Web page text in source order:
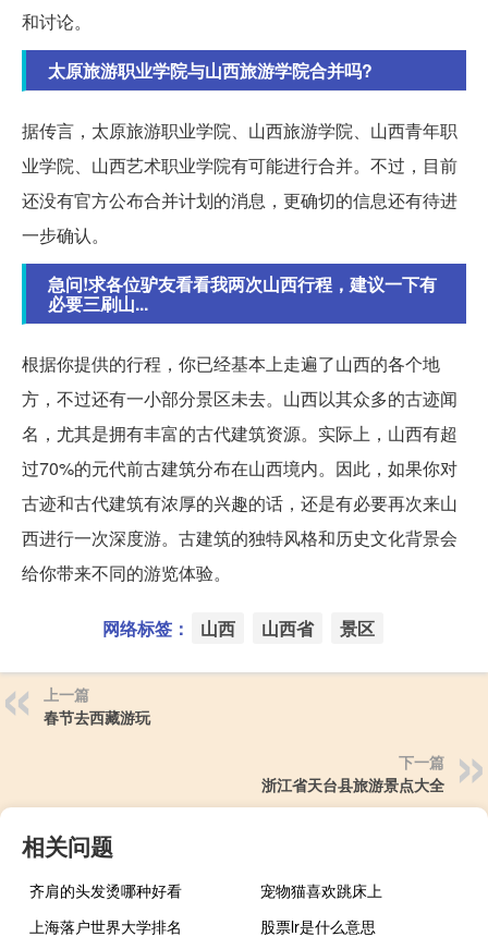
和讨论。
太原旅游职业学院与山西旅游学院合并吗?
据传言，太原旅游职业学院、山西旅游学院、山西青年职
业学院、山西艺术职业学院有可能进行合并。不过，目前
还没有官方公布合并计划的消息，更确切的信息还有待进
一步确认。
急问!求各位驴友看看我两次山西行程，建议一下有
必要三刷山...
根据你提供的行程，你已经基本上走遍了山西的各个地
方，不过还有一小部分景区未去。山西以其众多的古迹闻
名，尤其是拥有丰富的古代建筑资源。实际上，山西有超
过70%的元代前古建筑分布在山西境内。因此，如果你对
古迹和古代建筑有浓厚的兴趣的话，还是有必要再次来山
西进行一次深度游。古建筑的独特风格和历史文化背景会
给你带来不同的游览体验。
网络标签： 山西 山西省 景区
上一篇
春节去西藏游玩
下一篇
浙江省天台县旅游景点大全
相关问题
齐肩的头发烫哪种好看
宠物猫喜欢跳床上
上海落户世界大学排名
股票lr是什么意思